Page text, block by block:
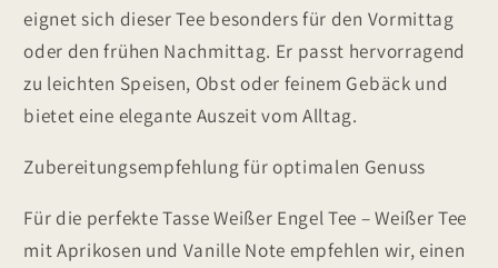
eignet sich dieser Tee besonders für den Vormittag
oder den frühen Nachmittag. Er passt hervorragend
zu leichten Speisen, Obst oder feinem Gebäck und
bietet eine elegante Auszeit vom Alltag.
Zubereitungsempfehlung für optimalen Genuss
Für die perfekte Tasse Weißer Engel Tee – Weißer Tee
mit Aprikosen und Vanille Note empfehlen wir, einen